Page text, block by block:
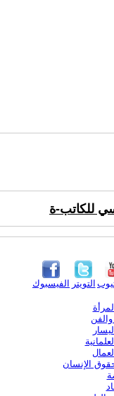
للكاتب-ة
الفيسبوك التويتر
والفن
حقوق الإنسان